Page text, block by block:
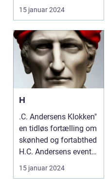
15 januar 2024
H
.C. Andersens Klokken"
en tidløs fortælling om
skønhed og fortabthed
H.C. Andersens eventyr
"Klokk...
15 januar 2024